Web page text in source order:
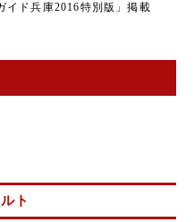
イド兵庫2016特別版」掲載
ト